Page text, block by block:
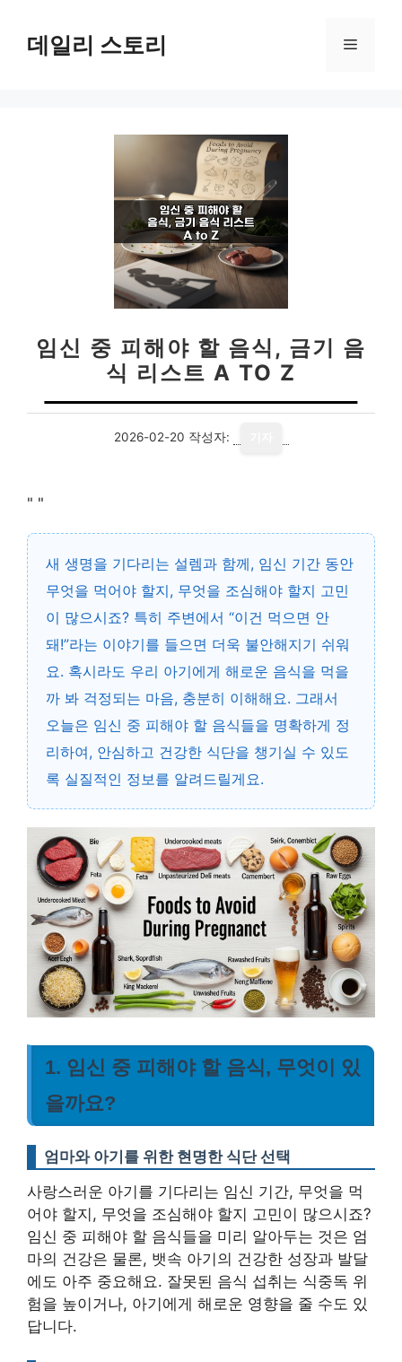
데일리 스토리 메
임신 중 피해야 할 음식, 금기 음
식 리스트 A TO Z
2026-02-20 작성자:
" "
새 생명을 기다리는 설렘과 함께, 임신 기간 동안
무엇을 먹어야 할지, 무엇을 조심해야 할지 고민
이 많으시죠? 특히 주변에서 “이건 먹으면 안
돼!”라는 이야기를 들으면 더욱 불안해지기 쉬워
요. 혹시라도 우리 아기에게 해로운 음식을 먹을
까 봐 걱정되는 마음, 충분히 이해해요. 그래서
오늘은 임신 중 피해야 할 음식들을 명확하게 정
리하여, 안심하고 건강한 식단을 챙기실 수 있도
록 실질적인 정보를 알려드릴게요.
1. 임신 중 피해야 할 음식, 무엇이 있
을까요?
엄마와 아기를 위한 현명한 식단 선택
사랑스러운 아기를 기다리는 임신 기간, 무엇을 먹
어야 할지, 무엇을 조심해야 할지 고민이 많으시죠?
임신 중 피해야 할 음식들을 미리 알아두는 것은 엄
마의 건강은 물론, 뱃속 아기의 건강한 성장과 발달
에도 아주 중요해요. 잘못된 음식 섭취는 식중독 위
험을 높이거나, 아기에게 해로운 영향을 줄 수도 있
답니다.